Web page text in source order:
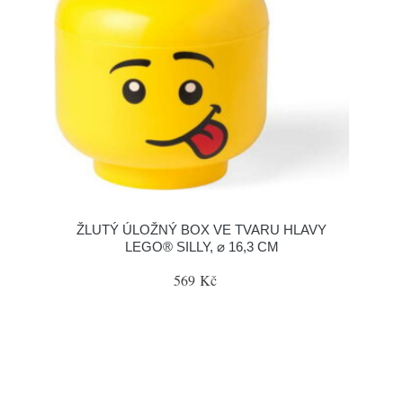
ŽLUTÝ ÚLOŽNÝ BOX VE TVARU HLAVY
LEGO® SILLY, ⌀ 16,3 CM
569 Kč